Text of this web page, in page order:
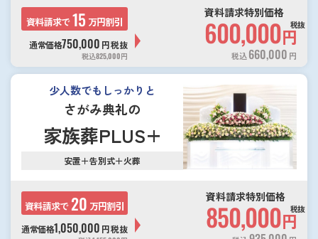
資料請求で15 万円割引
通常価格750,000 円税抜
税込825,000円
資料請求特別価格
600,000円
税抜
税込660,000 円
少人数でもしっかりと
さがみ典礼の
家族葬PLUS+
安置＋告別式＋火葬
資料請求で 20 万円割引
通常価格1,050,000 円税抜
資料請求特別価格
850,000円
税抜